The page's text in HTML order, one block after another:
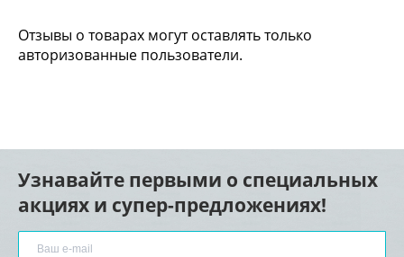
Отзывы о товарах могут оставлять только
авторизованные пользователи.
Узнавайте первыми о специальных
акциях и супер-предложениях!